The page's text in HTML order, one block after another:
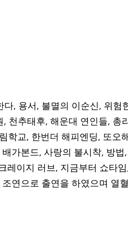
, 용서, 불멸의 이순신, 위험
천추태후, 해운대 연인들, 총
학교, 한번더 해피엔딩, 또오
가본드, 사랑의 불시착, 방법,
레이지 러브, 지금부터 쇼타
연으로 출연을 하였으며 열